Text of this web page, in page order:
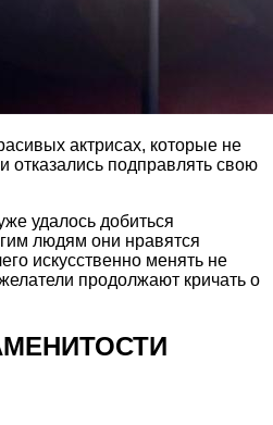
актрисах, которые не
подправлять свою
удалось добиться
людям они нравятся
искусственно менять не
продолжают кричать о